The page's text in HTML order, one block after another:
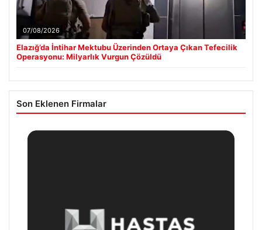
07/08/2026
Elazığ’da İntihar Mektubu Üzerinden Ortaya Çıkan Tefecilik
Operasyonu: Milyarlık Vurgun Çözüldü
Son Eklenen Firmalar